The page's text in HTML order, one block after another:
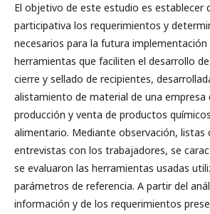
El objetivo de este estudio es establecer
participativa los requerimientos y
necesarios para la futura implementación
herramientas que faciliten el desarrollo
cierre y sellado de recipientes,
alistamiento de material de una empresa
producción y venta de productos
alimentario. Mediante observación, listas
entrevistas con los trabajadores, se
se evaluaron las herramientas usadas
parámetros de referencia. A partir del
información y de los requerimientos